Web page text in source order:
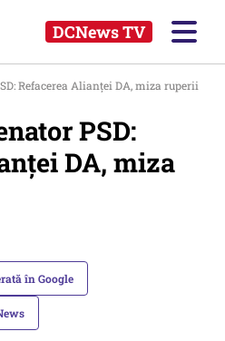
DCNews TV
Refacerea Alianței DA, miza ruperii
PSD:
DA, miza
în Google